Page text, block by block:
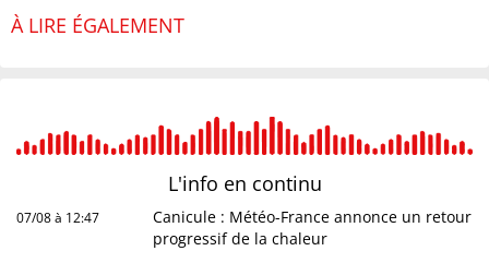
À LIRE ÉGALEMENT
L'info en continu
07/08 à 12:47
Canicule : Météo-France annonce un retour
progressif de la chaleur